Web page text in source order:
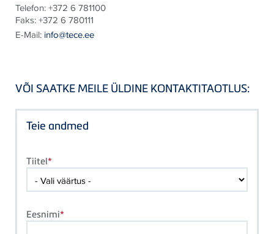
Telefon:+372 6 781100
Faks:+372 6 780111
E-Mail: info@tece.ee
VÕI SAATKE MEILE ÜLDINE KONTAKTITAOTLUS:
Teie andmed
Tiitel
Eesnimi